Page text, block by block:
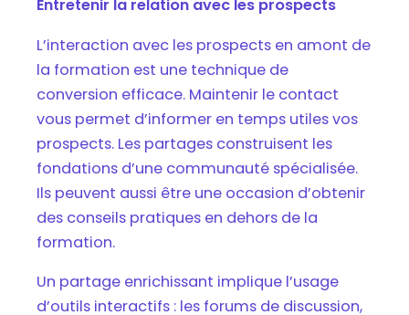
Entretenir la relation avec les prospects
L’interaction avec les prospects en amont de
la formation est une technique de
conversion efficace. Maintenir le contact
vous permet d’informer en temps utiles vos
prospects. Les partages construisent les
fondations d’une communauté spécialisée.
Ils peuvent aussi être une occasion d’obtenir
des conseils pratiques en dehors de la
formation.
Un partage enrichissant implique l’usage
d’outils interactifs : les forums de discussion,